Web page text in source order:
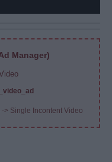
Manager)
-> Single Incontent Video